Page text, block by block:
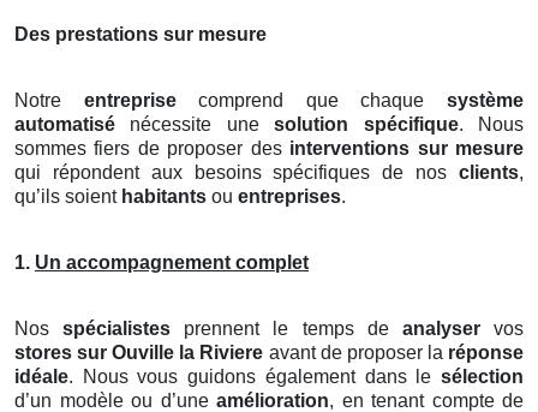
Des prestations sur mesure
Notre entreprisecomprend que chaquesystème
automatisé nécessite unesolution spécifique. Nous
sommes fiers de proposer des interventions sur mesure
qui répondent aux besoins spécifiques de nos clients,
qu’ils soient habitants ou entreprises.
1. Un accompagnement complet
Nosspécialistes prennent le temps de analyservos
stores sur Ouville la Riviere avant de proposer la réponse
idéale. Nous vous guidons également dans le sélection
d’un modèle ou d’une amélioration, en tenant compte de